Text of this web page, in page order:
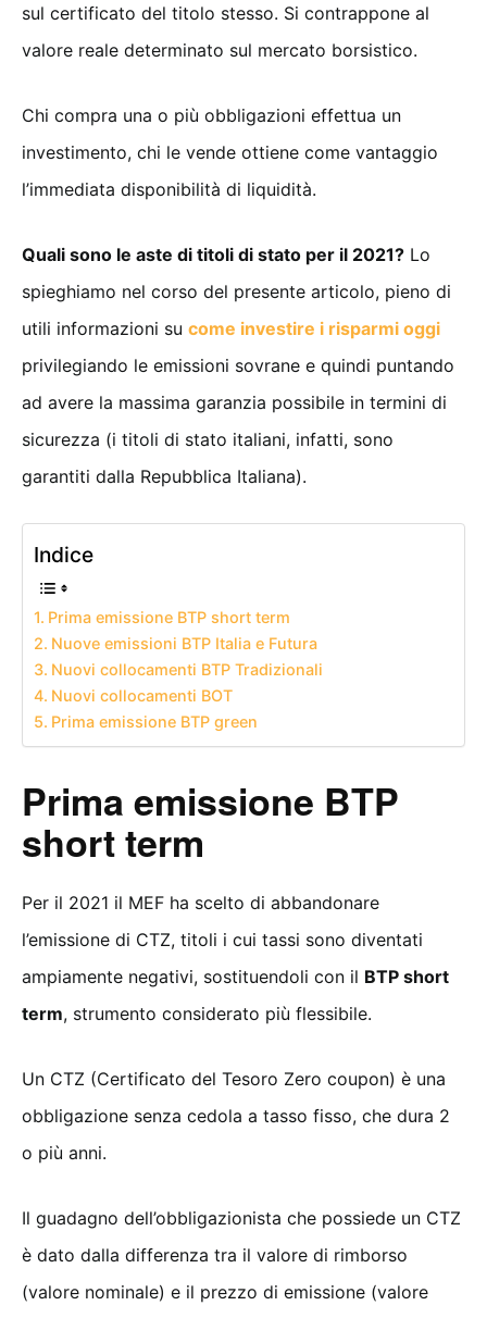
sul certificato del titolo stesso. Si contrappone al
valore reale determinato sul mercato borsistico.
Chi compra una o più obbligazioni effettua un
investimento, chi le vende ottiene come vantaggio
l’immediata disponibilità di liquidità.
Quali sono le aste di titoli di stato per il 2021? Lo
spieghiamo nel corso del presente articolo, pieno di
utili informazioni su come investire i risparmi oggi
privilegiando le emissioni sovrane e quindi puntando
ad avere la massima garanzia possibile in termini di
sicurezza (i titoli di stato italiani, infatti, sono
garantiti dalla Repubblica Italiana).
Indice
Prima emissione BTP short term
Nuove emissioni BTP Italia e Futura
Nuovi collocamenti BTP Tradizionali
Nuovi collocamenti BOT
Prima emissione BTP green
Prima emissione BTP
short term
Per il 2021 il MEF ha scelto di abbandonare
l’emissione di CTZ, titoli i cui tassi sono diventati
ampiamente negativi, sostituendoli con il BTP short
term, strumento considerato più flessibile.
Un CTZ (Certificato del Tesoro Zero coupon) è una
obbligazione senza cedola a tasso fisso, che dura 2
o più anni.
Il guadagno dell’obbligazionista che possiede un CTZ
è dato dalla differenza tra il valore di rimborso
(valore nominale) e il prezzo di emissione (valore